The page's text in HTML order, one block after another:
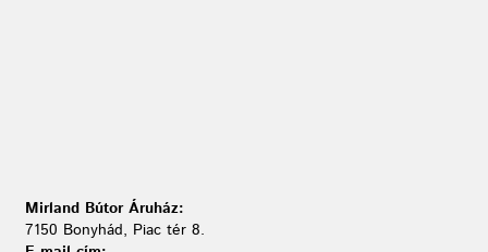
Mirland Bútor Áruház:
7150 Bonyhád, Piac tér 8.